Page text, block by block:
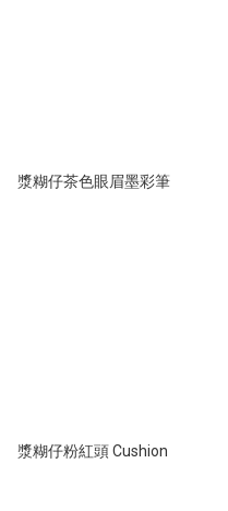
漿糊仔茶色眼眉墨彩筆
漿糊仔粉紅頭 Cushion